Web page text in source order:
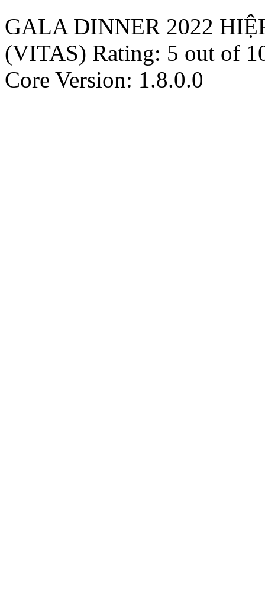
GALA DINNER 2022
(VITAS) Rating: 5 out of
Core Version: 1.8.0.0